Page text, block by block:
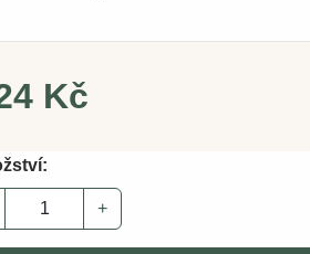
Kč
+